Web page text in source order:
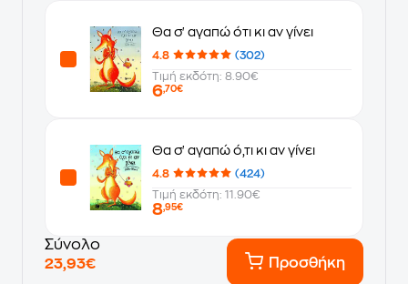
Θα σ' αγαπώ ότι κι αν γίνει
4.8
(302)
Τιμή εκδότη: 8.90€
6,70€
Θα σ' αγαπώ ό,τι κι αν γίνει
4.8
(424)
Τιμή εκδότη: 11.90€
8,95€
Σύνολο
23,93€
Προσθήκη